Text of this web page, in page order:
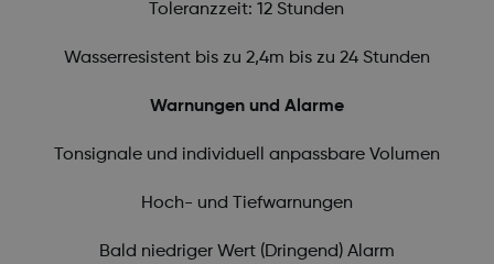
Toleranzzeit: 12 Stunden
Wasserresistent bis zu 2,4m bis zu 24 Stunden
Warnungen und Alarme
Tonsignale und individuell anpassbare Volumen
Hoch- und Tiefwarnungen
Bald niedriger Wert (Dringend) Alarm